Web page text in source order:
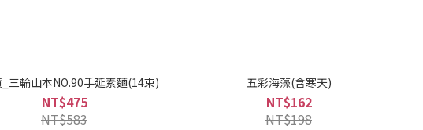
三輪山本NO.90手延素麵(14束)
NT$475
NT$583
五彩海藻(含寒天)
NT$162
NT$198